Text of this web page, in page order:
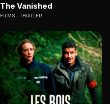
The Vanished
FILMS THRILLER